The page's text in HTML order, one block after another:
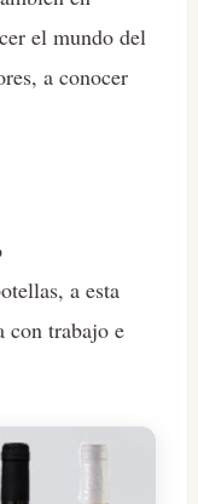
el mundo del
a conocer
a esta
con trabajo e